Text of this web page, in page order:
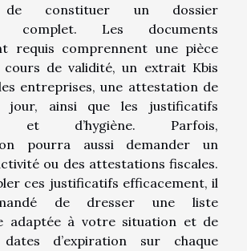
de constituer un dossier
complet. Les documents
requis comprennent une pièce
de validité, un extrait Kbis
entreprises, une attestation de
jour, ainsi que les justificatifs
et d’hygiène. Parfois,
pourra aussi demander un
ou des attestations fiscales.
ces justificatifs efficacement, il
de dresser une liste
adaptée à votre situation et de
d’expiration sur chaque